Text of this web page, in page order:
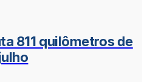
811 quilômetros de